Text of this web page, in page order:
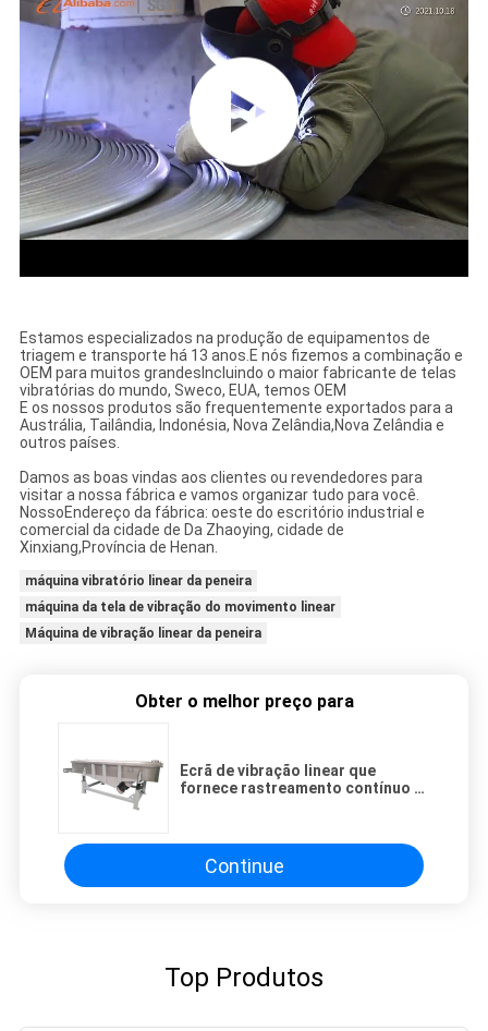
Estamos especializados na produção de equipamentos de
triagem e transporte há 13 anos.E nós fizemos a combinação e
OEM para muitos grandes Incluindo o maior fabricante de telas
vibratórias do mundo, Sweco, EUA, temos OEM
E os nossos produtos são frequentemente exportados para a
Austrália, Tailândia, Indonésia, Nova Zelândia,Nova Zelândia e
outros países.
Damos as boas vindas aos clientes ou revendedores para
visitar a nossa fábrica e vamos organizar tudo para você.
NossoEndereço da fábrica: oeste do escritório industrial e
comercial da cidade de Da Zhaoying, cidade de
Xinxiang,Província de Henan.
máquina vibratório linear da peneira
máquina da tela de vibração do movimento linear
Máquina de vibração linear da peneira
Obter o melhor preço para
Ecrã de vibração linear que
fornece rastreamento contínuo e
operacional
Continue
Top Produtos